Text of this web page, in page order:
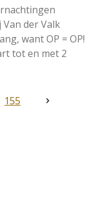
der Valk
want OP = OP!
tot en met 2
155